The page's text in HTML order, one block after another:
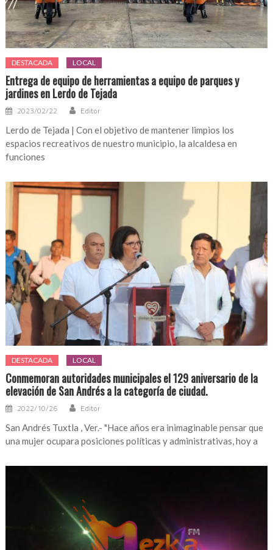
DESTACADA LOCAL
Entrega de equipo de herramientas a equipo de parques y
jardines en Lerdo de Tejada
2023/02/22 Editor
Lerdo de Tejada | Con el objetivo de mantener limpios los
espacios recreativos de nuestro municipio, la alcaldesa en
funciones
DESTACADA LOCAL
Conmemoran autoridades municipales el 129 aniversario de la
elevación de San Andrés a la categoría de ciudad.
2022/10/26 Editor
San Andrés Tuxtla , Ver.- "Hace años era inimaginable pensar que
una mujer ocupara posiciones políticas y administrativas, hoy a